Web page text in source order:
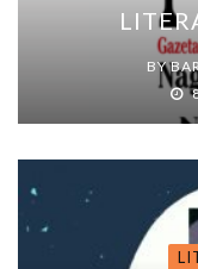
BY